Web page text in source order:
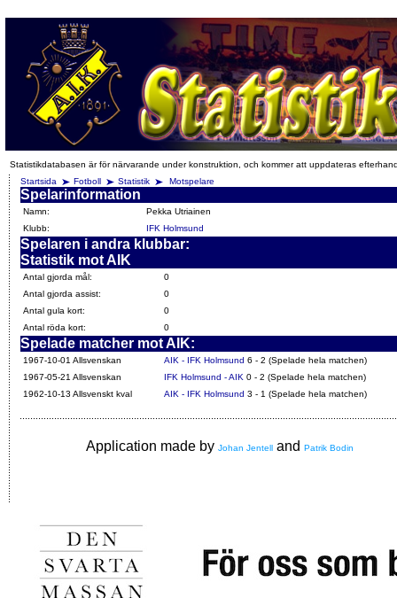
Statistikdatabasen är för närvarande under konstruktion, och kommer att uppdateras
Startsida
Fotboll Statistik Motspelare
Spelarinformation
Namn:
Pekka Utriainen
Klubb:
IFK Holmsund
Spelaren i andra klubbar:
Statistik mot AIK
Antal gjorda mål:
0
Antal gjorda assist:
0
Antal gula kort:
0
Antal röda kort:
0
Spelade matcher mot AIK:
1967-10-01 Allsvenskan AIK - IFK Holmsund 6 - 2 (Spelade hela matchen)
1967-05-21 Allsvenskan
IFK Holmsund - AIK 0 - 2 (Spelade hela matchen)
1962-10-13 Allsvenskt kval
AIK - IFK Holmsund 3 - 1 (Spelade hela matchen)
Application made by Johan Jentell and Patrik Bodin